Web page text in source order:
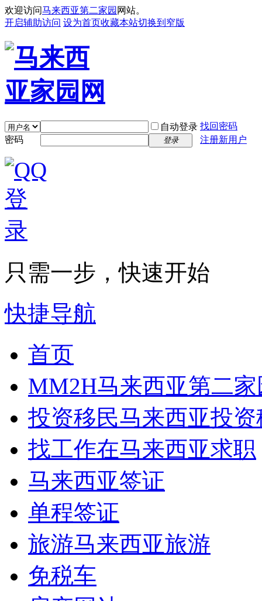
欢迎访问马来西亚第二家园 网站。
开启辅助访问 设为首页收藏本站切换到窄版
自动登录 找回密码
密码
登录 注册新用户
只需一步，快速开始
快捷导航
首页
MM2H马来西亚第二家
投资移民马来西亚投资
找工作在马来西亚求职
马来西亚签证
单程签证
旅游马来西亚旅游
免税车